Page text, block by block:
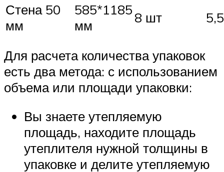
Стена 50
мм
585*1185
мм
8 шт
Для расчета количества упаковок
есть два метода: с использованием
объема или площади упаковки:
Вы знаете утепляемую
площадь, находите площадь
утеплителя нужной толщины в
упаковке и делите утепляемую